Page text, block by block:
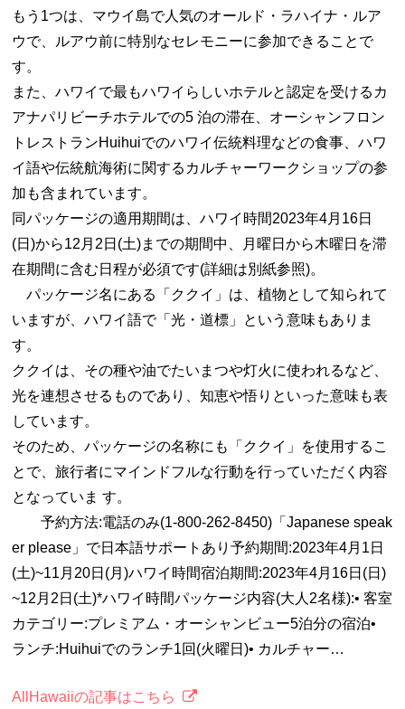
もう1つは、マウイ島で人気のオールド・ラハイナ・ルア
ウで、ルアウ前に特別なセレモニーに参加できることで
す。
また、ハワイで最もハワイらしいホテルと認定を受けるカ
アナパリビーチホテルでの5 泊の滞在、オーシャンフロン
トレストランHuihuiでのハワイ伝統料理などの食事、ハワ
イ語や伝統航海術に関するカルチャーワークショップの参
加も含まれています。
同パッケージの適用期間は、ハワイ時間2023年4月16日
(日)から12月2日(土)までの期間中、月曜日から木曜日を滞
在期間に含む日程が必須です(詳細は別紙参照)。
パッケージ名にある「ククイ」は、植物として知られて
いますが、ハワイ語で「光・道標」という意味もありま
す。
ククイは、その種や油でたいまつや灯火に使われるなど、
光を連想させるものであり、知恵や悟りといった意味も表
しています。
そのため、パッケージの名称にも「ククイ」を使用するこ
とで、旅行者にマインドフルな行動を行っていただく内容
となっていま す。
予約方法:電話のみ(1-800-262-8450)「Japanese speak
er please」で日本語サポートあり予約期間:2023年4月1日
(土)~11月20日(月)ハワイ時間宿泊期間:2023年4月16日(日)
~12月2日(土)*ハワイ時間パッケージ内容(大人2名様):• 客室
カテゴリー:プレミアム・オーシャンビュー5泊分の宿泊•
ランチ:Huihuiでのランチ1回(火曜日)• カルチャー…
AllHawaiiの記事はこちら